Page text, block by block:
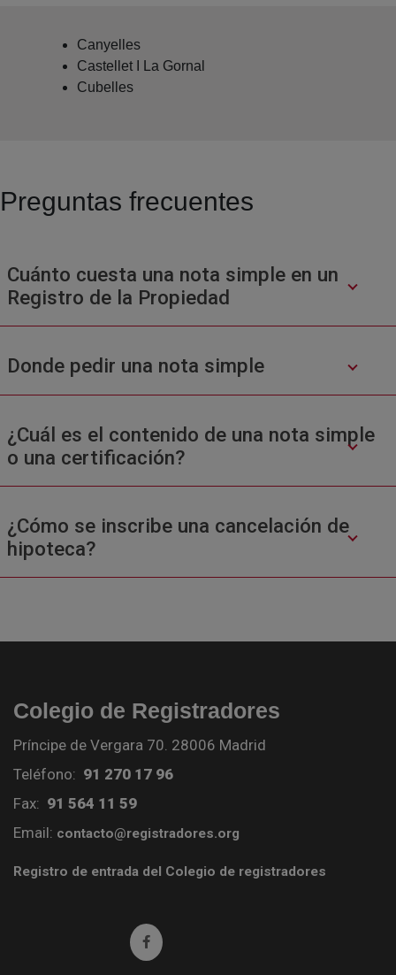
Canyelles
Castellet I La Gornal
Cubelles
Preguntas frecuentes
Cuánto cuesta una nota simple en un
Registro de la Propiedad
Donde pedir una nota simple
¿Cuál es el contenido de una nota simple
o una certificación?
¿Cómo se inscribe una cancelación de
hipoteca?
Colegio de Registradores
Príncipe de Vergara 70. 28006 Madrid
Teléfono: 91 270 17 96
Fax: 91 564 11 59
Email: contacto@registradores.org
Registro de entrada del Colegio de registradores
Ir a facebook (abre en ventana nueva)